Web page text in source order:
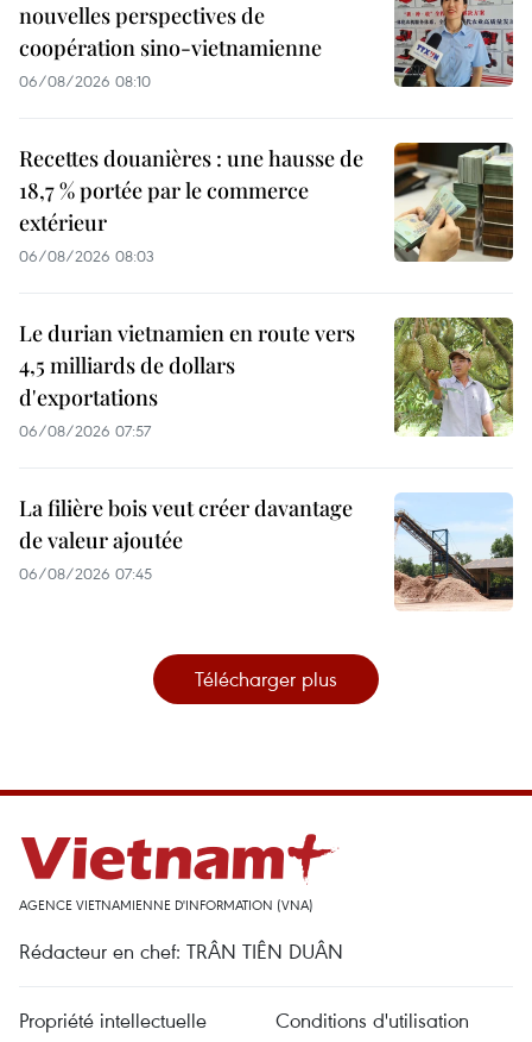
nouvelles perspectives de
coopération sino-vietnamienne
06/08/2026 08:10
Recettes douanières : une hausse de
18,7 % portée par le commerce
extérieur
06/08/2026 08:03
Le durian vietnamien en route vers
4,5 milliards de dollars
d'exportations
06/08/2026 07:57
La filière bois veut créer davantage
de valeur ajoutée
06/08/2026 07:45
Télécharger plus
AGENCE VIETNAMIENNE D'INFORMATION (VNA)
Rédacteur en chef: TRÂN TIÊN DUÂN
Propriété intellectuelle Conditions d'utilisation